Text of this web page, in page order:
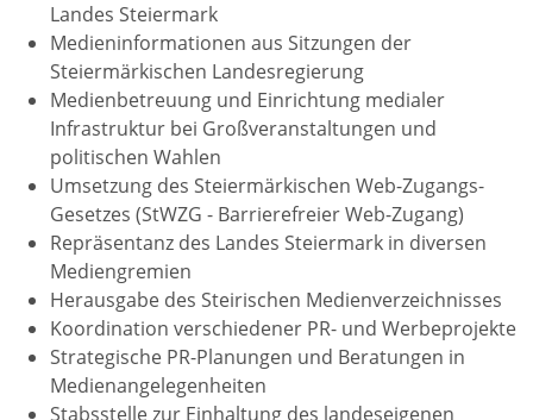
Landes Steiermark
Medieninformationen aus Sitzungen der
Steiermärkischen Landesregierung
Medienbetreuung und Einrichtung medialer
Infrastruktur bei Großveranstaltungen und
politischen Wahlen
Umsetzung des Steiermärkischen Web-Zugangs-
Gesetzes (StWZG - Barrierefreier Web-Zugang)​
Repräsentanz des Landes Steiermark in diversen
Mediengremien
Herausgabe des Steirischen Medienverzeichnisses
Koordination verschiedener PR- und Werbeprojekte
Strategische PR-Planungen und Beratungen in
Medienangelegenheiten
Stabsstelle zur Einhaltung des landeseigenen